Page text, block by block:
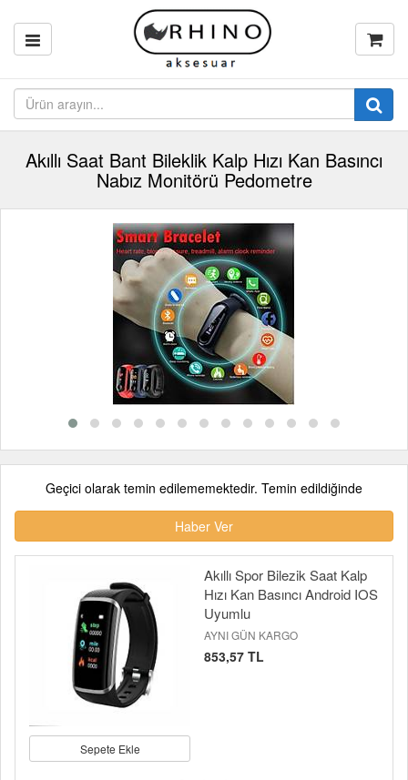
Akıllı Saat Bant Bileklik Kalp Hızı Kan Basıncı
Nabız Monitörü Pedometre
Geçici olarak temin edilememektedir. Temin edildiğinde
Haber Ver
Sepete Ekle
Akıllı Spor Bilezik Saat Kalp
Hızı Kan Basıncı Android IOS
Uyumlu
AYNI GÜN KARGO
853,57 TL